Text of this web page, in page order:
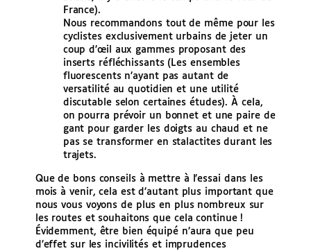
France).
Nous recommandons tout de même pour les
cyclistes exclusivement urbains de jeter un
coup d’œil aux gammes proposant des
inserts réfléchissants (Les ensembles
fluorescents n’ayant pas autant de
versatilité au quotidien et une utilité
discutable selon certaines études). À cela,
on pourra prévoir un bonnet et une paire de
gant pour garder les doigts au chaud et ne
pas se transformer en stalactites durant les
trajets.
Que de bons conseils à mettre à l’essai dans les
mois à venir, cela est d’autant plus important que
nous vous voyons de plus en plus nombreux sur
les routes et souhaitons que cela continue !
Évidemment, être bien équipé n’aura que peu
d’effet sur les incivilités et imprudences